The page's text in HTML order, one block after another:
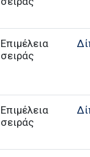
Επιμέλεια
σειράς
Επιμέλεια
σειράς